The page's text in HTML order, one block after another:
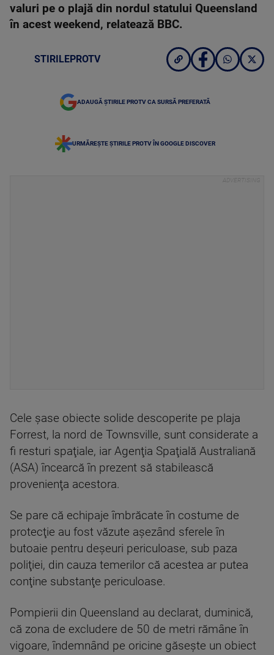
valuri pe o plajă din nordul statului Queensland
în acest weekend, relatează BBC.
STIRILEPROTV
ADAUGĂ ȘTIRILE PROTV CA SURSĂ PREFERATĂ
URMĂREȘTE ȘTIRILE PROTV ÎN GOOGLE DISCOVER
Cele şase obiecte solide descoperite pe plaja
Forrest, la nord de Townsville, sunt considerate a
fi resturi spaţiale, iar Agenţia Spaţială Australiană
(ASA) încearcă în prezent să stabilească
provenienţa acestora.
Se pare că echipaje îmbrăcate în costume de
protecţie au fost văzute aşezând sferele în
butoaie pentru deşeuri periculoase, sub paza
poliţiei, din cauza temerilor că acestea ar putea
conţine substanţe periculoase.
Pompierii din Queensland au declarat, duminică,
că zona de excludere de 50 de metri rămâne în
vigoare, îndemnând pe oricine găseşte un obiect